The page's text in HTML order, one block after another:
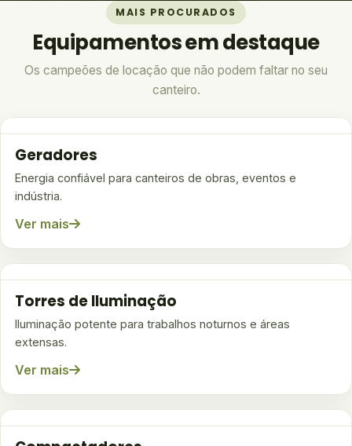
MAIS PROCURADOS
Equipamentos em destaque
Os campeões de locação que não podem faltar no seu
canteiro.
Geradores
Energia confiável para canteiros de obras, eventos e
indústria.
Ver mais
Torres de Iluminação
Iluminação potente para trabalhos noturnos e áreas
extensas.
Ver mais